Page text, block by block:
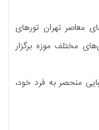
معاصر تهران تورهای
مختلف موزه برگزار
منحصر به فرد خود،